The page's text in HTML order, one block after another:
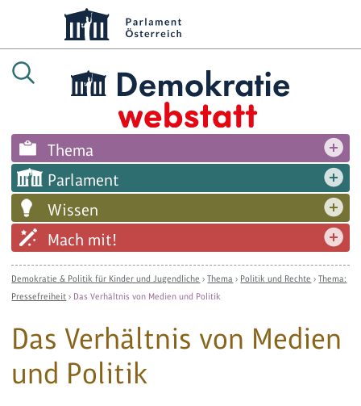
Thema
Parlament
Wissen
Mach mit!
Demokratie & Politik für Kinder und Jugendliche ›Thema › Politik und Rechte ›Thema:
Pressefreiheit › Das Verhältnis von Medien und Politik
Das Verhältnis von Medien
und Politik